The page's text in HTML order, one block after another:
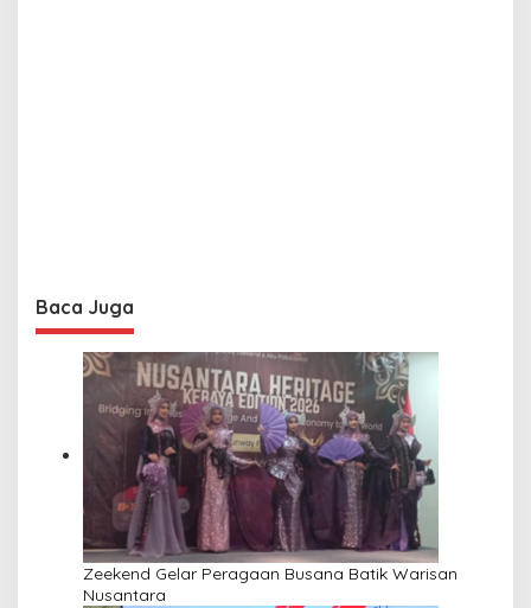
Baca Juga
Zeekend Gelar Peragaan Busana Batik Warisan
Nusantara